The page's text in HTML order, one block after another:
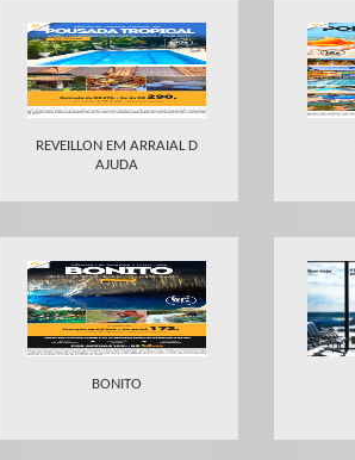
REVEILLON EM ARRAIAL D
AJUDA
BONITO